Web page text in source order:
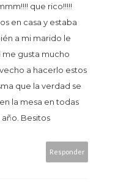
que rico!!!!!
en casa y estaba
a mi marido le
me gusta mucho
a hacerlo estos
que la verdad se
la mesa en todas
Besitos
Responder